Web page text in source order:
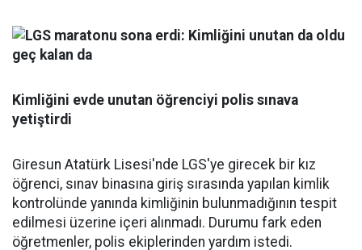
Kimliğini evde unutan öğrenciyi polis sınava
yetiştirdi
Giresun Atatürk Lisesi'nde LGS'ye girecek bir kız
öğrenci, sınav binasına giriş sırasında yapılan kimlik
kontrolünde yanında kimliğinin bulunmadığının tespit
edilmesi üzerine içeri alınmadı. Durumu fark eden
öğretmenler, polis ekiplerinden yardım istedi.